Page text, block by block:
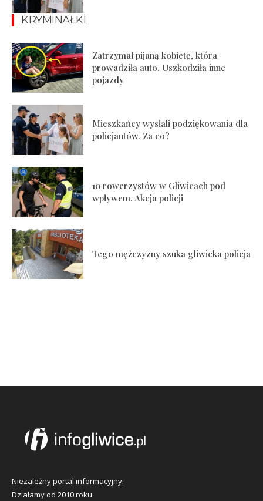
KRYMINAŁKI
Zatrzymał pijaną kobietę, która
prowadziła auto. Uszkodziła inne
pojazdy
Mieszkańcy wysłali podziękowania dla
policjantów. Za co?
10 rowerzystów w Gliwicach pod
wpływem. Akcja policji
Tego mężczyzny szuka gliwicka policja
Niezależny portal informacyjny.
Działamy od 2010 roku.